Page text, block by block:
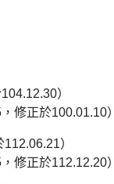
）
修正於100.01.10）
）
修正於112.12.20）